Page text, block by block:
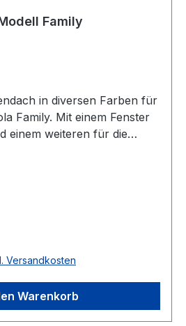
Family
in diversen Farben für
Family. Mit einem Fenster
einem weiteren für die
– der Stoff ist
und besser gegen
für die Befestigung des
sind hier nicht inkludiert –
Hinweis: Das Fahrrad von
Versandkosten
Warenkorb